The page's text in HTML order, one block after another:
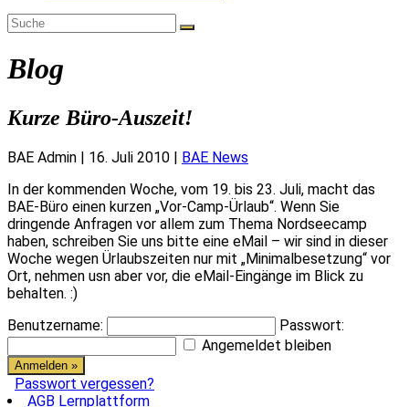
Blog
Kurze Büro-Auszeit!
BAE Admin | 16. Juli 2010 | BAE News
In der kommenden Woche, vom 19. bis 23. Juli, macht das
BAE-Büro einen kurzen „Vor-Camp-Ürlaub“. Wenn Sie
dringende Anfragen vor allem zum Thema Nordseecamp
haben, schreiben Sie uns bitte eine eMail – wir sind in dieser
Woche wegen Ürlaubszeiten nur mit „Minimalbesetzung“ vor
Ort, nehmen usn aber vor, die eMail-Eingänge im Blick zu
behalten. :)
Benutzername:
Passwort:
Angemeldet bleiben
Passwort vergessen?
AGB Lernplattform